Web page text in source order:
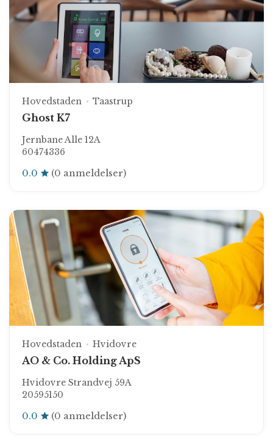
Hovedstaden Taastrup
Ghost K7
Jernbane Alle 12A
60474336
0.0 (0 anmeldelser)
Hovedstaden Hvidovre
AO & Co. Holding ApS
Hvidovre Strandvej 59A
20595150
0.0 (0 anmeldelser)